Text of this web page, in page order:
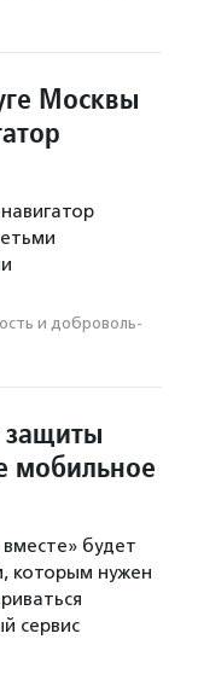
Москвы
и доброволь­
защиты
мобильное
будет
которым нужен
сервис